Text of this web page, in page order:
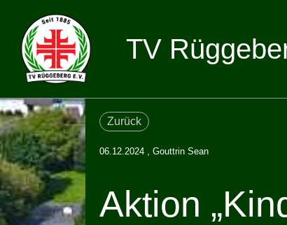
TV
Zurück
06.12.2024 , Gouttrin Sean
Aktion